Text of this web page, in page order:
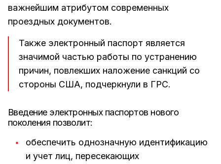
важнейшим атрибутом современных
проездных документов.
Также электронный паспорт является
значимой частью работы по устранению
причин, повлекших наложение санкций со
стороны США, подчеркнули в ГРС.
Введение электронных паспортов нового
поколения позволит:
обеспечить однозначную идентификацию
и учет лиц, пересекающих